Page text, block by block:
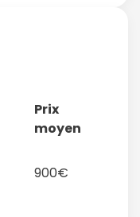
Prix
moyen
900€